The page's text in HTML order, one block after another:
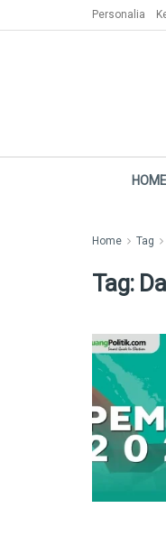
Personalia
HOME
Home Tag
Tag: